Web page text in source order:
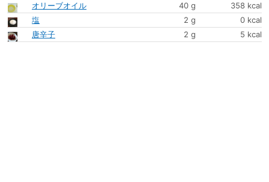
オリーブオイル
40 g
358 kcal
塩
2 g
0 kcal
唐辛子
2 g 5 kcal